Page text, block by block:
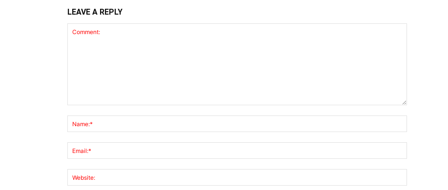
LEAVE A REPLY